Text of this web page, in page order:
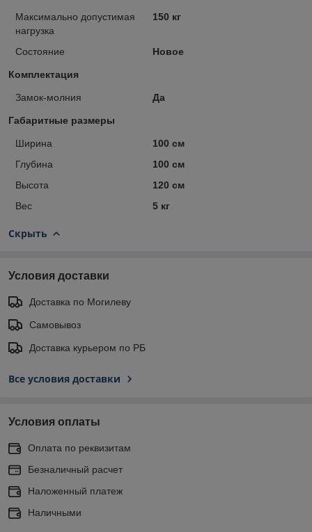
Максимально допустимая
нагрузка
150 кг
Состояние Новое
Комплектация
Замок-молния Да
Габаритные размеры
Ширина
100 см
Глубина
100 см
Высота
120 см
Вес
5 кг
Скрыть
Условия доставки
Доставка по Могилеву
Самовывоз
Доставка курьером по РБ
Все условия доставки
Условия оплаты
Оплата по реквизитам
Безналичный расчет
Наложенный платеж
Наличными